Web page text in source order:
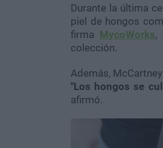
Durante la última
piel de hongos
firma MycoWorks,
colección.
Además,
"Los hongos se
afirmó.